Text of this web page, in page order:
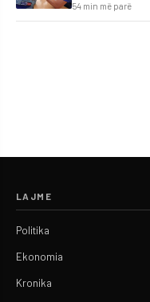
54 min më parë
LAJME
Politika
Ekonomia
Kronika